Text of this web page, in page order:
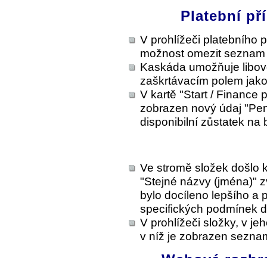
Platební
V prohlížeči platebního
možnost omezit
Kaskáda umožňuje
zaškrtávacím polem
V kartě "Start / Finance
zobrazen nový údaj
disponibilní zůstatek na
Ve stromě složek došlo
"Stejné názvy (jména)"
bylo docíleno lepšího a
specifických podmínek
V prohlížeči složky, v
v níž je zobrazen